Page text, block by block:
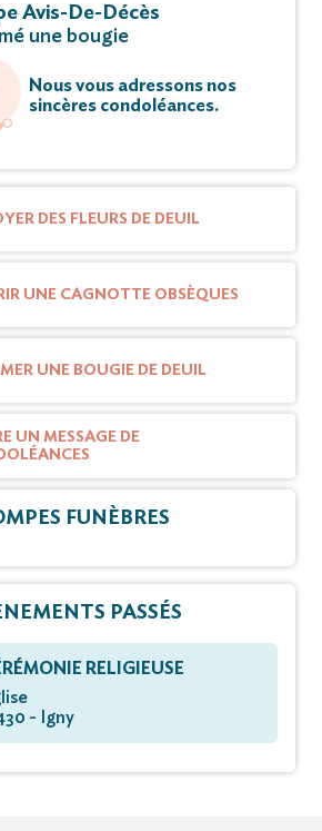
Avis-De-Décès
une bougie
Nous vous adressons nos
sincères condoléances.
DES FLEURS DE DEUIL
UNE CAGNOTTE OBSÈQUES
UNE BOUGIE DE DEUIL
UN MESSAGE DE
FUNÈBRES
PASSÉS
RELIGIEUSE
- Igny